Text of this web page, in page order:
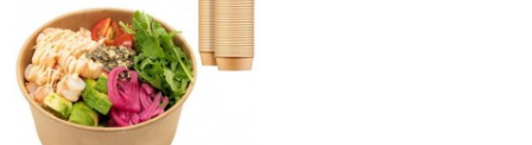
Nome lista dei desideri